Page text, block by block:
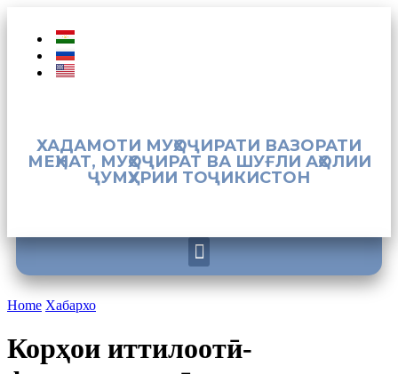
ХАДАМОТИ МУҲОҶИРАТИ ВАЗОРАТИ
МЕҲНАТ, МУҲОҶИРАТ ВА ШУҒЛИ АҲОЛИИ
ҶУМҲУРИИ ТОҶИКИСТОН
Home Хабархо
Корҳои иттилоотӣ-